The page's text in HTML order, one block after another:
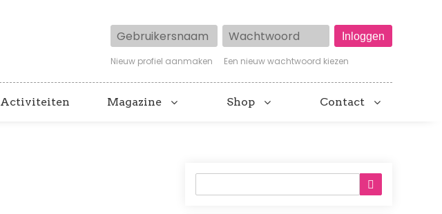
Gebruikersnaam Wachtwoord
Nieuw profiel aanmaken Een nieuw wachtwoord kiezen
Activiteiten Magazine Shop Contact